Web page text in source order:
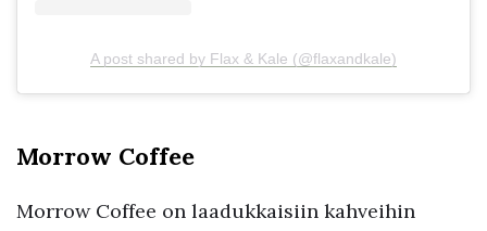
A post shared by Flax & Kale (@flaxandkale)
Morrow Coffee
Morrow Coffee on laadukkaisiin kahveihin